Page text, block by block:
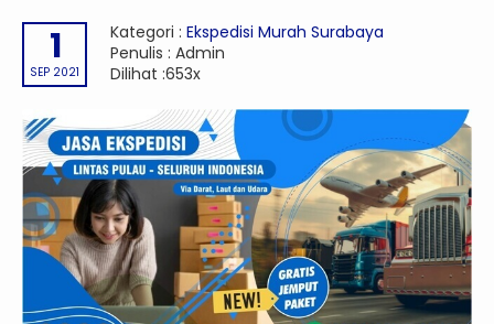
1
SEP 2021
Kategori : Ekspedisi Murah Surabaya
Penulis : Admin
Dilihat :653x